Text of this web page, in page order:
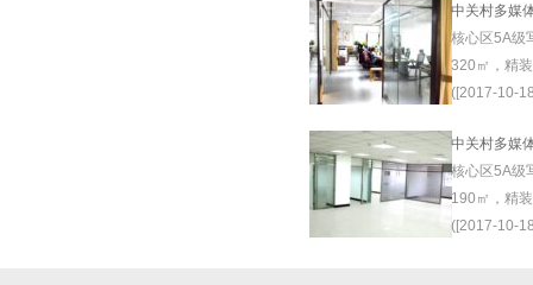
中关村多媒
核心区5A级
320㎡，精
([2017-10-
中关村多媒
核心区5A级
190㎡，精
([2017-10-